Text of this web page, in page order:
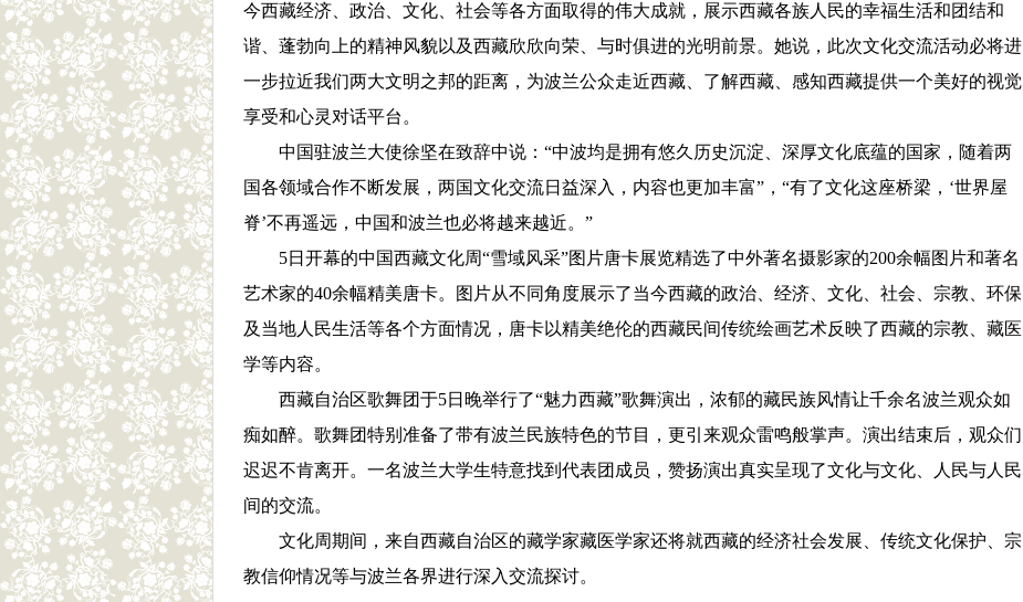
今西藏经济、政治、文化、社会等各方面取得的伟大成就，展示西藏各族人民的幸福生活和团结和
谐、蓬勃向上的精神风貌以及西藏欣欣向荣、与时俱进的光明前景。她说，此次文化交流活动必将进
一步拉近我们两大文明之邦的距离，为波兰公众走近西藏、了解西藏、感知西藏提供一个美好的视觉
享受和心灵对话平台。
中国驻波兰大使徐坚在致辞中说：“中波均是拥有悠久历史沉淀、深厚文化底蕴的国家，随着两
国各领域合作不断发展，两国文化交流日益深入，内容也更加丰富”，“有了文化这座桥梁，‘世界屋
脊’不再遥远，中国和波兰也必将越来越近。”
5日开幕的中国西藏文化周“雪域风采”图片唐卡展览精选了中外著名摄影家的200余幅图片和著名
艺术家的40余幅精美唐卡。图片从不同角度展示了当今西藏的政治、经济、文化、社会、宗教、环保
及当地人民生活等各个方面情况，唐卡以精美绝伦的西藏民间传统绘画艺术反映了西藏的宗教、藏医
学等内容。
西藏自治区歌舞团于5日晚举行了“魅力西藏”歌舞演出，浓郁的藏民族风情让千余名波兰观众如
痴如醉。歌舞团特别准备了带有波兰民族特色的节目，更引来观众雷鸣般掌声。演出结束后，观众们
迟迟不肯离开。一名波兰大学生特意找到代表团成员，赞扬演出真实呈现了文化与文化、人民与人民
间的交流。
文化周期间，来自西藏自治区的藏学家藏医学家还将就西藏的经济社会发展、传统文化保护、宗
教信仰情况等与波兰各界进行深入交流探讨。